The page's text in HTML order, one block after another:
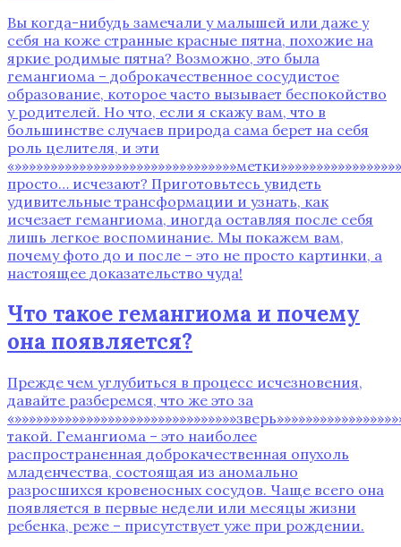
Вы когда-нибудь замечали у малышей или даже у
себя на коже странные красные пятна‚ похожие на
яркие родимые пятна? Возможно‚ это была
гемангиома – доброкачественное сосудистое
образование‚ которое часто вызывает беспокойство
у родителей. Но что‚ если я скажу вам‚ что в
большинстве случаев природа сама берет на себя
роль целителя‚ и эти
просто… исчезают? Приготовьтесь увидеть
удивительные трансформации и узнать‚ как
исчезает гемангиома‚ иногда оставляя после себя
лишь легкое воспоминание. Мы покажем вам‚
почему фото до и после – это не просто картинки‚ а
настоящее доказательство чуда!
Что такое гемангиома и почему
она появляется?
Прежде чем углубиться в процесс исчезновения‚
давайте разберемся‚ что же это за
такой. Гемангиома – это наиболее
распространенная доброкачественная опухоль
младенчества‚ состоящая из аномально
разросшихся кровеносных сосудов. Чаще всего она
появляется в первые недели или месяцы жизни
ребенка‚ реже – присутствует уже при рождении.